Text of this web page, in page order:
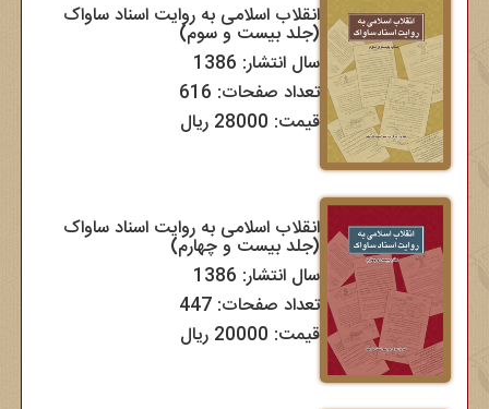
انقلاب اسلامی به روایت اسناد ساواک
(جلد بیست و سوم)
سال انتشار: 1386
تعداد صفحات: 616
قیمت: 28000 ریال
انقلاب اسلامی به روایت اسناد ساواک
(جلد بیست و چهارم)
سال انتشار: 1386
تعداد صفحات: 447
قیمت: 20000 ریال